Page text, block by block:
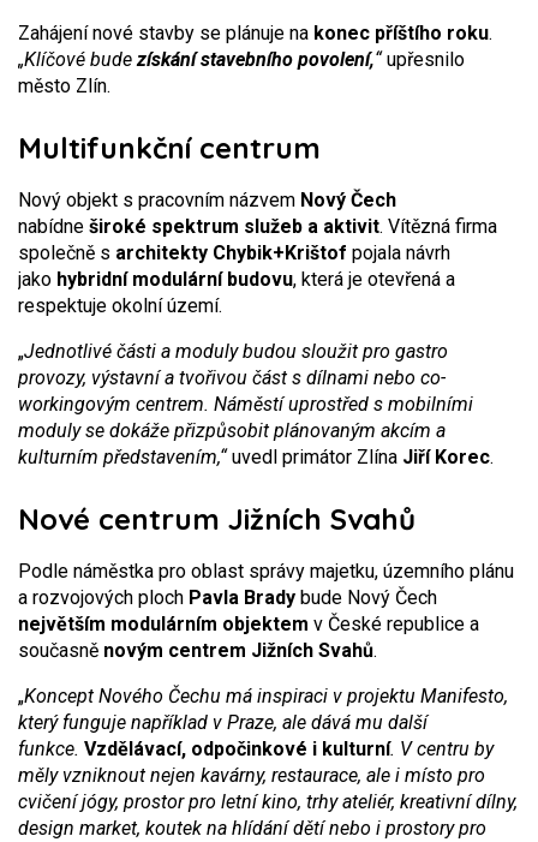
Zahájení nové stavby se plánuje na konec příštího roku.
„Klíčové budezískání stavebního povolení,“upřesnilo
město Zlín.
Multifunkční centrum
Nový objekt s pracovním názvem Nový Čech
nabídne široké spektrum služeb a aktivit. Vítězná firma
společně s architekty Chybik+Krištof pojala návrh
jako hybridní modulární budovu, která je otevřená a
respektuje okolní území.
„Jednotlivé části a moduly budou sloužit pro gastro
provozy, výstavní a tvořivou část s dílnami nebo co-
workingovým centrem. Náměstí uprostřed s mobilními
moduly se dokáže přizpůsobit plánovaným akcím a
kulturním představením,“uvedl primátor Zlína Jiří Korec.
Nové centrum Jižních Svahů
Podle náměstka pro oblast správy majetku, územního plánu
a rozvojových ploch Pavla Brady bude Nový Čech
největším modulárním objektem v České republice a
současně novým centrem Jižních Svahů.
„Koncept Nového Čechu má inspiraci v projektu Manifesto,
který funguje například v Praze, ale dává mu další
funkce. Vzdělávací, odpočinkové i kulturní. V centru by
měly vzniknout nejen kavárny, restaurace, ale i místo pro
cvičení jógy, prostor pro letní kino, trhy ateliér, kreativní dílny,
design market, koutek na hlídání dětí nebo i prostory pro